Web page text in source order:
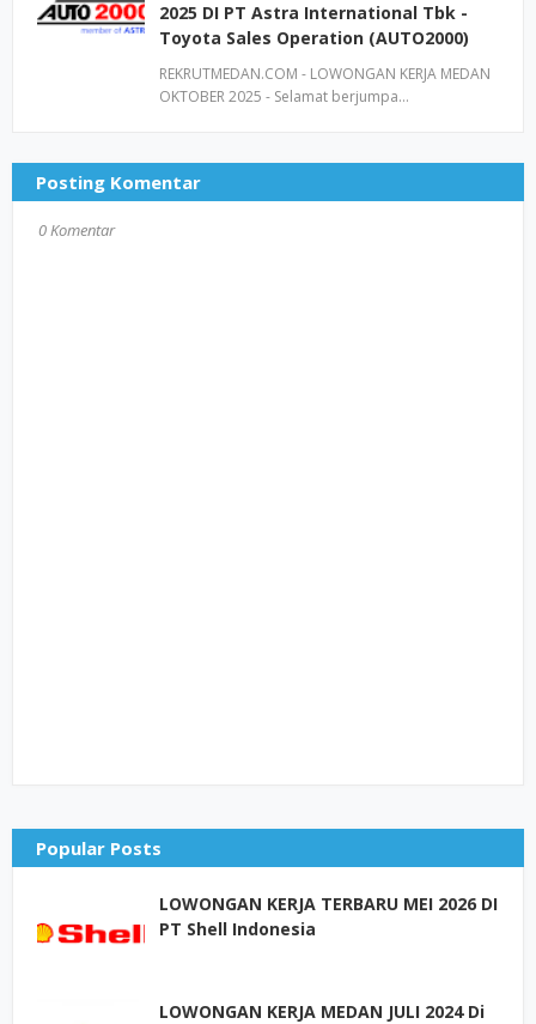
2025 DI PT Astra International Tbk -
Toyota Sales Operation (AUTO2000)
REKRUTMEDAN.COM - LOWONGAN KERJA MEDAN
OKTOBER 2025 - Selamat berjumpa…
Posting Komentar
0 Komentar
Popular Posts
LOWONGAN KERJA TERBARU MEI 2026 DI
PT Shell Indonesia
LOWONGAN KERJA MEDAN JULI 2024 Di